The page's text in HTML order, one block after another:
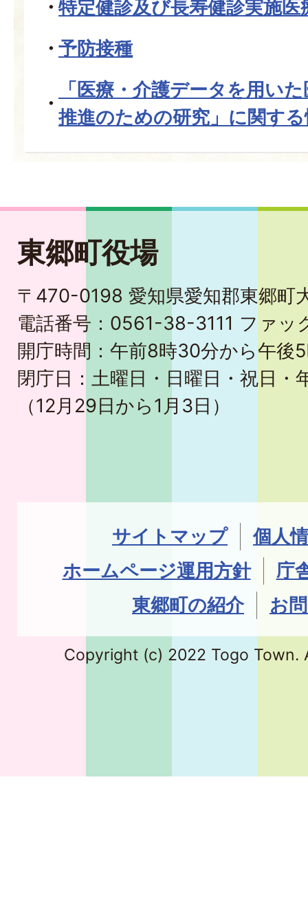
特定健診及び長寿健診実施医
予防接種
「医療・介護データを用い
推進のための研究」に関す
東郷町役場
〒470-0198 愛知県愛知郡東郷町
電話番号：0561-38-3111 ファ
開庁時間：午前8時30分から午後
閉庁日：土曜日・日曜日・祝日・
（12月29日から1月3日）
サイトマップ
個人
ホームページ運用方針
庁
東郷町の紹介
お
Copyright (c) 2022 Togo Town.